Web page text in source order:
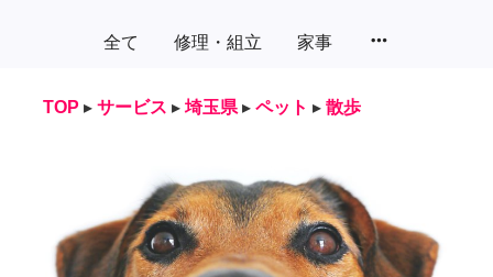
全て 修理・組立 家事 more_horiz
TOP ▸ サービス ▸ 埼玉県 ▸ ペット ▸ 散歩